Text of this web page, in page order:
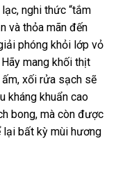
nghi thức “tắm
và thỏa mãn đến
phóng khỏi lớp vỏ
mang khối thịt
xối rửa sạch sẽ
kháng khuẩn cao
bong, mà còn được
lại bất kỳ mùi hương